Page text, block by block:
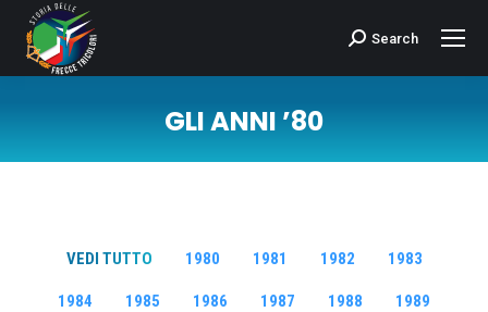
Cerca:Search
GLI ANNI ’80
VEDI TUTTO 1980 1981 1982 1983
1984 1985 1986 1987 1988 1989